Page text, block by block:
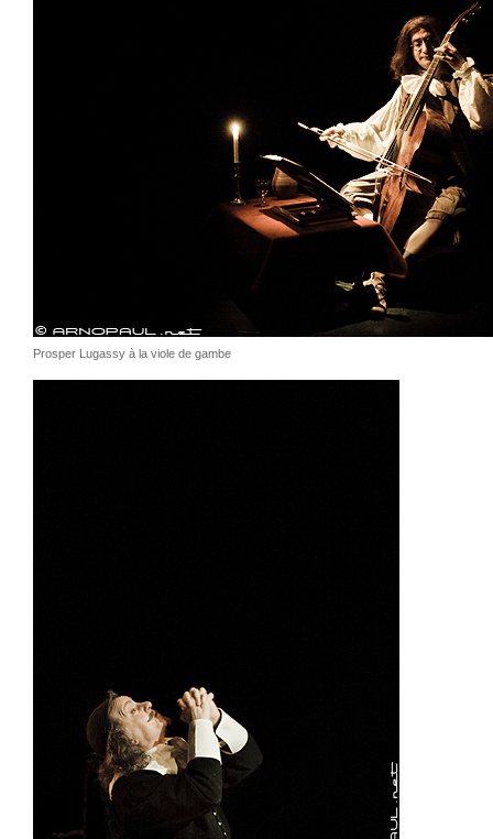
Prosper Lugassy à la viole de gambe